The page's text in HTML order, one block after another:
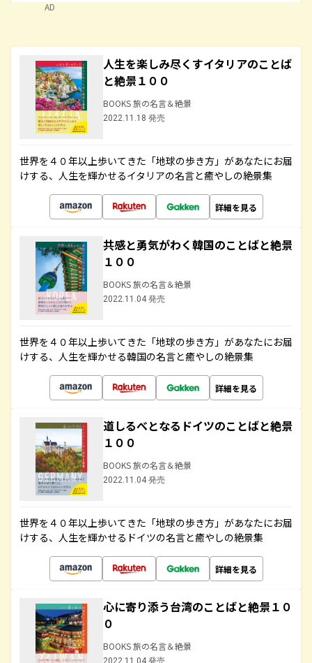
AD
人生を楽しみ尽くすイタリアのことば
と絶景１００
BOOKS 旅の名言＆絶景
2022.11.18 発売
世界を４０年以上歩いてきた「地球の歩き方」があなたにお届
けする、人生を輝かせるイタリアの名言と癒やしの絶景集
詳細を見る
共感と勇気がわく韓国のことばと絶景
１００
BOOKS 旅の名言＆絶景
2022.11.04 発売
世界を４０年以上歩いてきた「地球の歩き方」があなたにお届
けする、人生を輝かせる韓国の名言と癒やしの絶景集
詳細を見る
道しるべとなるドイツのことばと絶景
１００
BOOKS 旅の名言＆絶景
2022.11.04 発売
世界を４０年以上歩いてきた「地球の歩き方」があなたにお届
けする、人生を輝かせるドイツの名言と癒やしの絶景集
詳細を見る
心に寄り添う台湾のことばと絶景１０
０
BOOKS 旅の名言＆絶景
2022.11.04 発売